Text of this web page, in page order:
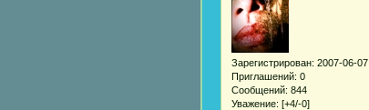
Зарегистрирован: 2007-06-07
Приглашений: 0
Сообщений: 844
Уважение: [+4/-0]